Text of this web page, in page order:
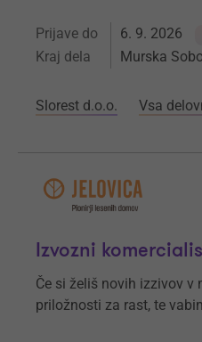
Prijave do 6. 9. 2026
Kraj dela Murska
Slorest d.o.o. Vsa
Izvozni
Če si želiš novih izzivov v
priložnosti za rast, te